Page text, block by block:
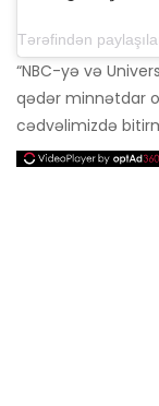
Tərəfindən
“NBC-yə və
qədər minnətdar
cədvəlimizdə